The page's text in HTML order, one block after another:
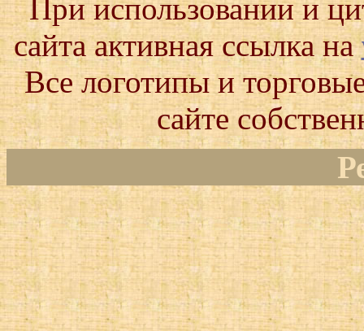
При использовании и
сайта активная ссылка на
Все логотипы и
сайте